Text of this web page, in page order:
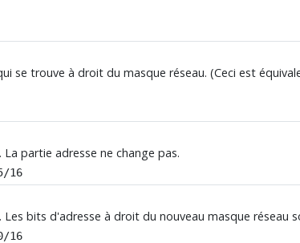
se trouve à droit du masque réseau. (Ceci est
. La partie adresse ne change pas.
16
. Les bits d'adresse à droit du nouveau masque réseau
16